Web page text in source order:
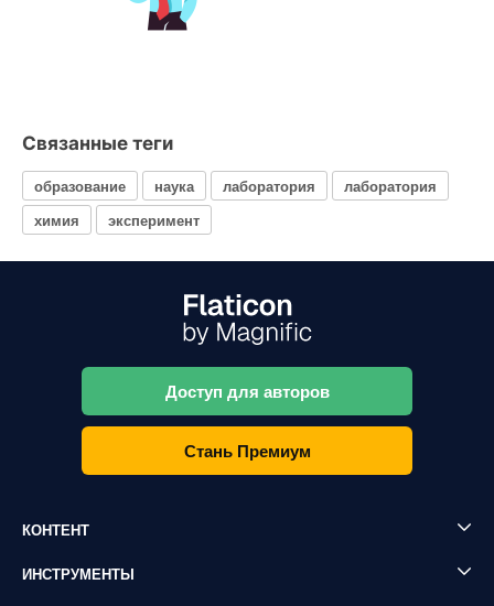
Связанные теги
образование наука лаборатория
лаборатория
химия
эксперимент
Доступ для авторов
Стань Премиум
КОНТЕНТ
ИНСТРУМЕНТЫ